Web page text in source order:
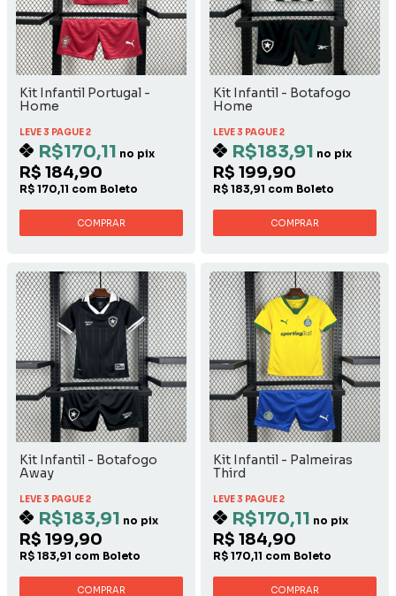
Kit Infantil Portugal -
Home
LEVE 3 PAGUE 2
R$170,11 no pix
R$ 184,90
R$ 170,11 com Boleto
COMPRAR
Kit Infantil - Botafogo
Home
LEVE 3 PAGUE 2
R$183,91 no pix
R$ 199,90
R$ 183,91 com Boleto
COMPRAR
Kit Infantil - Botafogo
Away
LEVE 3 PAGUE 2
R$183,91 no pix
R$ 199,90
R$ 183,91 com Boleto
COMPRAR
Kit Infantil - Palmeiras
Third
LEVE 3 PAGUE 2
R$170,11 no pix
R$ 184,90
R$ 170,11 com Boleto
COMPRAR